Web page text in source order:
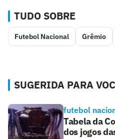
TUDO SOBRE
Futebol Nacional Grêmio
SUGERIDA PARA
futebol
Tabela da
dos jogos